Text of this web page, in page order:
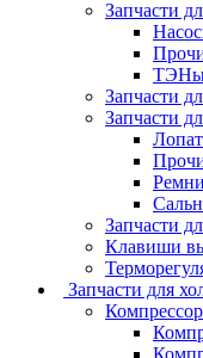
Запчасти
ТЭНы
Запчасти
Запчасти
Запчасти
Клавиши
Запчасти для